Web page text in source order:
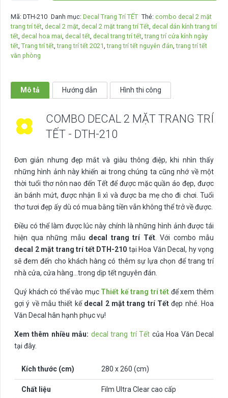
mặt
trang
trí
Tết
DTH-
210
Mã: DTH-210 Danh mục:Decal Trang Trí TẾT Thẻ:combo decal 2 mặt
trang trí tết decal 2 mặt decal 2 mặt trang trí Tết decal dán kính trang trí
tết decal hoa mai decal tết decal trang trí tết ,trang trí cửa kính ngày
tết Trang trí tết ,trang trí tết 2021 ,trang trí tết nguyên đán ,trang trí tết
văn phòng
Mô tả Hướng dẫn Hình thi công
COMBO DECAL 2 MẶT TRANG TRÍ
TẾT - DTH-210
Đơn giản nhưng đẹp mắt và giàu thông điệp, khi nhìn thấy
những hình ảnh này khiến ai trong chúng ta cũng nhớ về một
thời tuổi thơ nôn nao đến Tết để được mặc quần áo đẹp, được
ăn bánh mứt, được nhận lì xì và được ba mẹ cho đi chơi. Tuổi
thơ tươi đẹp ấy dù có mua bằng tiền vẫn không thể trở về được.
Điều có thể làm được lúc này chính là những hình ảnh được tái
hiện qua những mẫu decal trang trí Tết. Với combo mẫu
decal 2 mặt trang trí tết DTH-210 tại Hoa Văn Decal, hy vọng
sẽ đem đến cho khách hàng có thêm sự lựa chọn để trang trí
nhà cửa, cửa hàng…trong dịp tết nguyên đán.
Quý khách có thể vào mục Thiết kế trang trí tết để xem thêm
gợi ý về mẫu thiết kế decal 2 mặt trang trí Tếtđẹp nhé. Hoa
Văn Decal hân hạnh phục vụ!
Xem thêm nhiều mẫu: decal trang trí Tết của Hoa Văn Decal
tại đây.
Kích thước (cm) 280 x 260 (cm)
Chất liệu Film Ultra Clear cao cấp